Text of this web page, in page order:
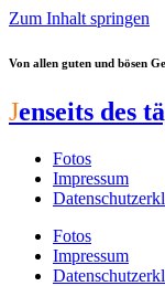
Zum Inhalt springen
Von allen guten und bösen
Jenseits des
Fotos
Impressum
Fotos
Impressum